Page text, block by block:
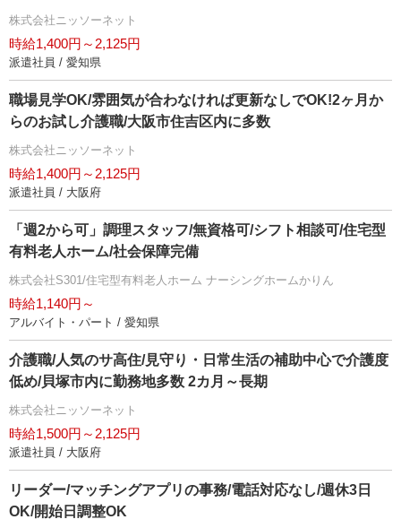
株式会社ニッソーネット
時給1,400円～2,125円
派遣社員 / 愛知県
職場見学OK/雰囲気が合わなければ更新なしでOK!2ヶ月か
らのお試し介護職/大阪市住吉区内に多数
株式会社ニッソーネット
時給1,400円～2,125円
派遣社員 / 大阪府
「週2から可」調理スタッフ/無資格可/シフト相談可/住宅型
有料老人ホーム/社会保障完備
株式会社S301/住宅型有料老人ホーム ナーシングホームかりん
時給1,140円～
アルバイト・パート / 愛知県
介護職/人気のサ高住/見守り・日常生活の補助中心で介護度
低め/貝塚市内に勤務地多数 2カ月～長期
株式会社ニッソーネット
時給1,500円～2,125円
派遣社員 / 大阪府
リーダー/マッチングアプリの事務/電話対応なし/週休3日
OK/開始日調整OK